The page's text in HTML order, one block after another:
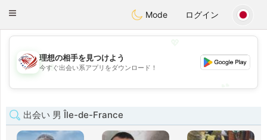
StatesDating
Toggle
Mode ログイン
💖
💕
理想の相手を見つけよう
今すぐ出会い系アプリをダウンロード！
出会い 男 Île-de-France